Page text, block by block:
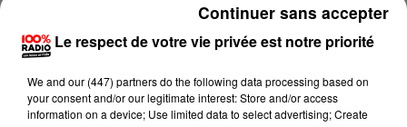
Le respect de votre vie privée est notre priorité
We and our (447) partnersdo the following data processing based on
your consent and/or our legitimate interest: Store and/or access
information on a device; Use limited data to select advertising; Create
Continuer sans accepter